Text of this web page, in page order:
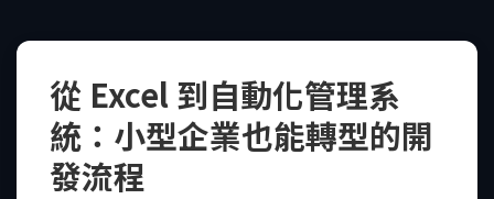
從 Excel 到自動化管理系
統：小型企業也能轉型的開
發流程